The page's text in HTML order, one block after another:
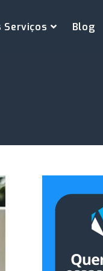
Serviços Blog